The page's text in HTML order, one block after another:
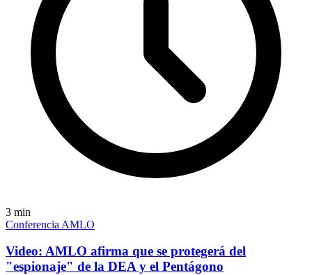
3 min
Conferencia AMLO
Video: AMLO afirma que se protegerá del
"espionaje" de la DEA y el Pentágono